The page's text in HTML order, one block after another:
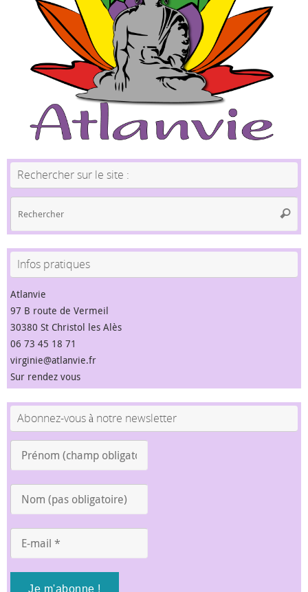
Rechercher sur le site :
:
Infos pratiques
Atlanvie
97 B route de Vermeil
30380 St Christol les Alès
06 73 45 18 71
virginie@atlanvie.fr
Sur rendez vous
Abonnez-vous à notre newsletter
(champ
(pas
mail